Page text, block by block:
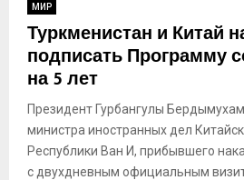
МИР
Туркменистан и Китай
подписать Программу
на 5 лет
Президент Гурбангулы
министра иностранных дел
Республики Ван И, прибывшего
с двухдневным официальным